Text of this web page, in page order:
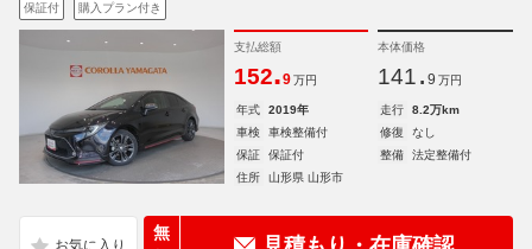
保証付 購入プラン付き
支払総額
152.9 万円
本体価格
141. 9 万円
年式 2019年 走行
8.2万km
車検
車検整備付 修復
なし
保証
保証付 整備
法定整備付
住所
山形県 山形市
無